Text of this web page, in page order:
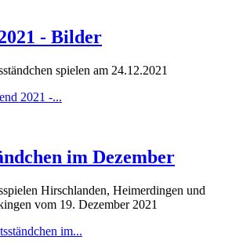
- Bilder
spielen am 24.12.2021
2021 -...
im Dezember
Hirschlanden, Heimerdingen und
vom 19. Dezember 2021
im...